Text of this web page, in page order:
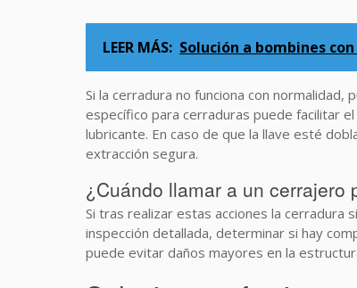
LEER MÁS: Solución a bombines
Si la cerradura no funciona con normalidad,
específico para cerraduras puede facilitar
lubricante. En caso de que la llave esté
extracción segura.
¿Cuándo llamar a un cerrajero
Si tras realizar estas acciones la cerradura
inspección detallada, determinar si hay
puede evitar daños mayores en la